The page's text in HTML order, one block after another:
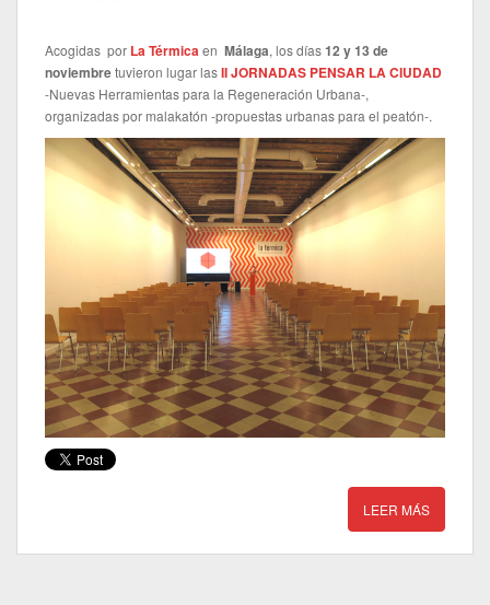
Acogidas por La Térmicaen Málaga, los días12 y 13 de
noviembretuvieron lugar lasII JORNADAS PENSAR LA CIUDAD
-Nuevas Herramientas para la Regeneración Urbana-,
organizadas por malakatón -propuestas urbanas para el peatón-.
LEER MÁS